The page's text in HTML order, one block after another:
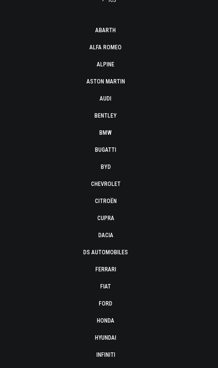
ABARTH
ALFA ROMEO
ALPINE
ASTON MARTIN
AUDI
BENTLEY
BMW
BUGATTI
BYD
CHEVROLET
CITROËN
CUPRA
DACIA
DS AUTOMOBILES
FERRARI
FIAT
FORD
HONDA
HYUNDAI
INFINITI